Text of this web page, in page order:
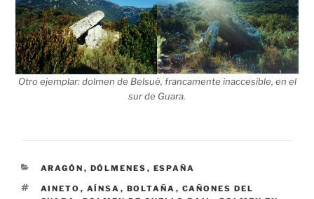
Otro ejemplar: dolmen de Belsué, francamente inaccesible, en el
sur de Guara.
CATEGORÍAS
ARAGÓN , DÓLMENES , ESPAÑA
ETIQUETAS
AINETO , AÍNSA , BOLTAÑA , CAÑONES DEL